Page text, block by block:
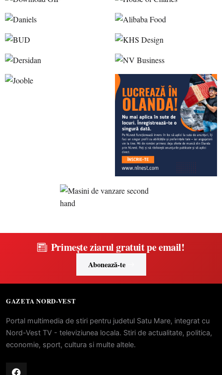
Primește ziarul gratuit pe email!
Abonează-te
GAZETA NORD-VEST
Portal multimedia de stiri pentru judetul Satu Mare, integrat cu
Nord-Vest TV - televiziunea locala. Stiri de actualitate, politica,
economie, sport, cultura si multe altele.